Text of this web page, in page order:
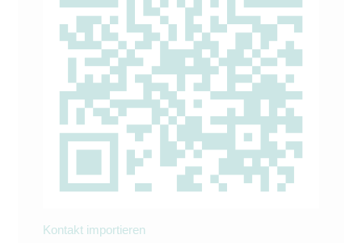
Kontakt importieren